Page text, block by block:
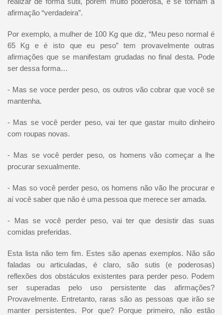
afirmação “verdadeira”.
Por exemplo, a mulher de 100 Kg que diz, “Meu peso normal é
65 Kg e é isto que eu peso” tem provavelmente outras
afirmações que se manifestam grudadas no final desta. Pode
ser dessa forma…
- Mas se voce perder peso, os outros vão cobrar que você se
mantenha.
- Mas se você perder peso, vai ter que gastar muito dinheiro
com roupas novas.
- Mas se você perder peso, os homens vão começar a lhe
procurar sexualmente.
- Mas so você perder peso, os homens não vão lhe procurar e
aí você saber que não é uma pessoa que merece ser amada.
- Mas se você perder peso, vai ter que desistir das suas
comidas preferidas.
Esta lista não tem fim. Estes são apenas exemplos. Não são
faladas ou articuladas, é claro, são sutis (e poderosas)
reflexões dos obstáculos existentes para perder peso. Podem
ser superadas pelo uso persistente das afirmações?
Provavelmente. Entretanto, raras são as pessoas que irão se
manter persistentes. Por que? Porque primeiro, não estão